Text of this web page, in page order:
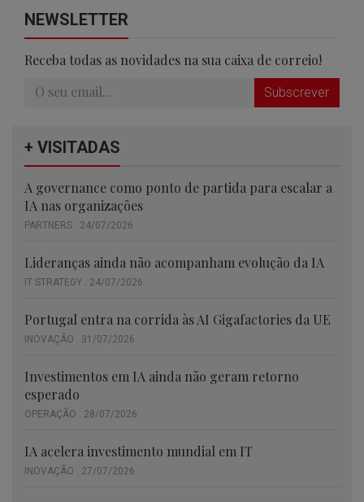
NEWSLETTER
Receba todas as novidades na sua caixa de correio!
Subscrever
+ VISITADAS
A governance como ponto de partida para escalar a
IA nas organizações
PARTNERS . 24/07/2026
Lideranças ainda não acompanham evolução da IA
IT STRATEGY . 24/07/2026
Portugal entra na corrida às AI Gigafactories da UE
INOVAÇÃO . 31/07/2026
Investimentos em IA ainda não geram retorno
esperado
OPERAÇÃO . 28/07/2026
IA acelera investimento mundial em IT
INOVAÇÃO . 27/07/2026